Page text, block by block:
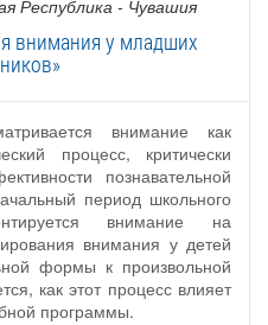
Республика - Чувашия
внимания у младших
внимание как
процесс, критически
познавательной
период школьного
внимание на
внимания у детей
формы к произвольной
как этот процесс влияет
программы.